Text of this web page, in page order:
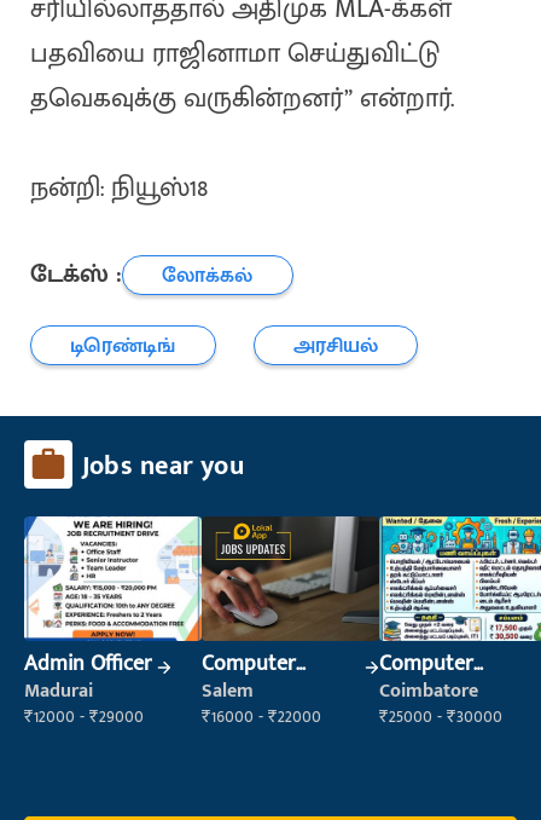
சரியில்லாததால் அதிமுக MLA-க்கள்
பதவியை ராஜினாமா செய்துவிட்டு
தவெகவுக்கு வருகின்றனர்” என்றார்.
நன்றி: நியூஸ்18
டேக்ஸ் :
லோக்கல்
டிரெண்டிங்
அரசியல்
Jobs near you
Admin Officer
Madurai
₹12000 - ₹29000
Computer
Operator
Salem
₹16000 - ₹22000
Computer
Operator
Coimbatore
₹25000 - ₹30000